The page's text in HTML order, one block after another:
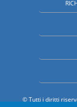
© Tutti i diritti